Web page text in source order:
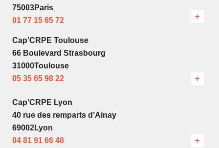
75003Paris
01 77 15 65 72
Cap’CRPE Toulouse
66 Boulevard Strasbourg
31000Toulouse
05 35 65 98 22
Cap’CRPE Lyon
40 rue des remparts d’Ainay
69002Lyon
04 81 91 66 48